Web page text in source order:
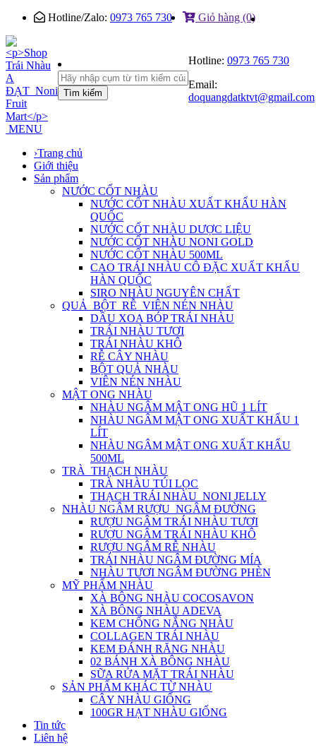
Hotline/Zalo: 0973 765 730 Giỏ hàng (0)
Tìm kiếm
Hotline: 0973 765 730
Email:
doquangdatktvt@gmail.com
MENU
›Trang chủ
Giới thiệu
Sản phẩm
NƯỚC CỐT NHÀU
NƯỚC CỐT NHÀU XUẤT KHẨU HÀN
QUỐC
NƯỚC CỐT NHÀU DƯỢC LIỆU
NƯỚC CỐT NHÀU NONI GOLD
NƯỚC CỐT NHÀU 500ML
CAO TRÁI NHÀU CÔ ĐẶC XUẤT KHẨU
HÀN QUỐC
SIRO NHÀU NGUYÊN CHẤT
QUẢ_BỘT_RỄ_VIÊN NÉN NHÀU
DẦU XOA BÓP TRÁI NHÀU
TRÁI NHÀU TƯƠI
TRÁI NHÀU KHÔ
RỄ CÂY NHÀU
BỘT QUẢ NHÀU
VIÊN NÉN NHÀU
MẬT ONG NHÀU
NHÀU NGÂM MẬT ONG HŨ 1 LÍT
NHÀU NGÂM MẬT ONG XUẤT KHẨU 1
LÍT
NHÀU NGÂM MẬT ONG XUẤT KHẨU
500ML
TRÀ_THẠCH NHÀU
TRÀ NHÀU TÚI LỌC
THẠCH TRÁI NHÀU_NONI JELLY
NHÀU NGÂM RƯỢU_NGÂM ĐƯỜNG
RƯỢU NGÂM TRÁI NHÀU TƯƠI
RƯỢU NGÂM TRÁI NHÀU KHÔ
RƯỢU NGÂM RỄ NHÀU
TRÁI NHÀU NGÂM ĐƯỜNG MÍA
NHÀU TƯƠI NGÂM ĐƯỜNG PHÈN
MỸ PHẨM NHÀU
XÀ BÔNG NHÀU COCOSAVON
XÀ BÔNG NHÀU ADEVA
KEM CHỐNG NẮNG NHÀU
COLLAGEN TRÁI NHÀU
KEM ĐÁNH RĂNG NHÀU
02 BÁNH XÀ BÔNG NHÀU
SỮA RỬA MẶT TRÁI NHÀU
SẢN PHẨM KHÁC TỪ NHÀU
CÂY NHÀU GIỐNG
100GR HẠT NHÀU GIỐNG
Tin tức
Liên hệ